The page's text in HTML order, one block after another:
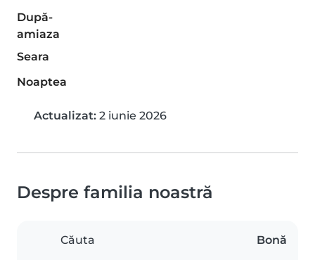
După-
amiaza
Seara
Noaptea
Actualizat: 2 iunie 2026
Despre familia noastră
Căuta Bonă